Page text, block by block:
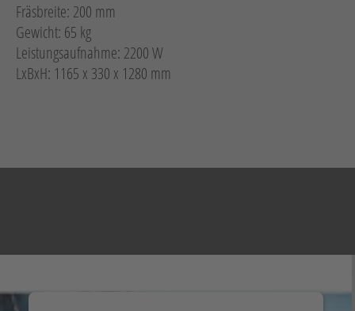
Fräsbreite: 200 mm
Gewicht: 65 kg
Leistungsaufnahme: 2200 W
LxBxH: 1165 x 330 x 1280 mm